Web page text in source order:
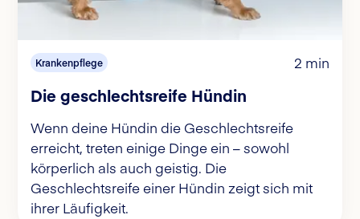
Krankenpflege 2 min
Die geschlechtsreife Hündin
Wenn deine Hündin die Geschlechtsreife
erreicht, treten einige Dinge ein – sowohl
körperlich als auch geistig. Die
Geschlechtsreife einer Hündin zeigt sich mit
ihrer Läufigkeit.